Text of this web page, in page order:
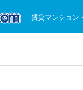
賃貸マンション